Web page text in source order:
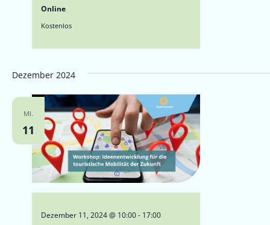
Online
Kostenlos
Dezember 2024
MI.
11
Dezember 11, 2024 @ 10:00- 17:00